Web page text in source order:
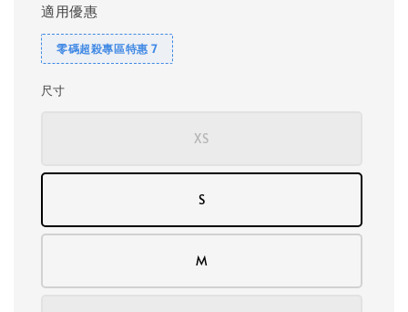
適用優惠
零碼超殺專區特惠 7
尺寸
XS
S
M